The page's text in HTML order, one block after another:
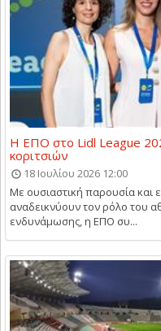
Η ΕΠΟ στο Lidl League
κοριτσιών
18 Ιουλίου 2026 12:00
Με ουσιαστική παρουσία και
αναδεικνύουν τον ρόλο του
ενδυνάμωσης, η ΕΠΟ συ...